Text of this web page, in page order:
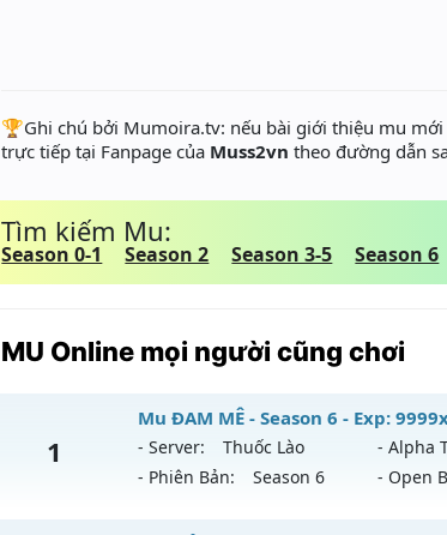
️🏆Ghi chú bởi Mumoira.tv: nếu bài giới thiệu mu
trực tiếp tại Fanpage của Muss2vn theo đường dẫn
Tìm kiếm Mu:
Season 0-1 Season 2 Season 3-5 Season 6
MU Online mọi người cũng chơi
1
Mu ĐAM MÊ - Season 6 - Exp:
- Server: Thuốc Lào - Alpha
- Phiên Bản:
Season 6 - Open